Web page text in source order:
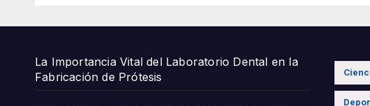
La Importancia Vital del Laboratorio Dental en la
Fabricación de Prótesis